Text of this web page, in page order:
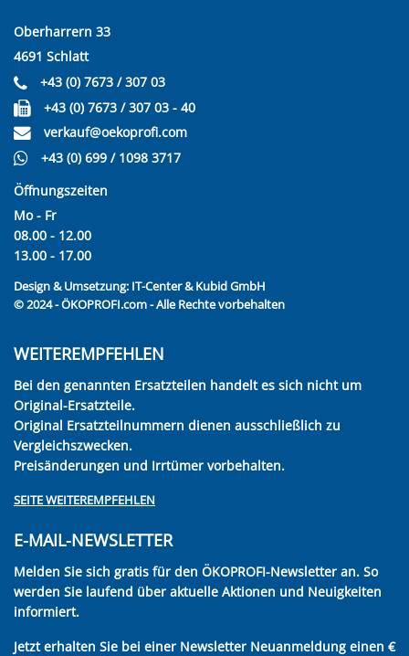
Oberharrern 33
4691 Schlatt
+43 (0) 7673 / 307 03
+43 (0) 7673 / 307 03 - 40
verkauf@oekoprofi.com
+43 (0) 699 / 1098 3717
Öffnungszeiten
Mo - Fr
08.00 - 12.00
13.00 - 17.00
Design & Umsetzung: IT-Center & Kubid GmbH
© 2024 - ÖKOPROFI.com - Alle Rechte vorbehalten
WEITEREMPFEHLEN
Bei den genannten Ersatzteilen handelt es sich nicht um
Original-Ersatzteile.
Original Ersatzteilnummern dienen ausschließlich zu
Vergleichszwecken.
Preisänderungen und Irrtümer vorbehalten.
SEITE WEITEREMPFEHLEN
E-MAIL-NEWSLETTER
Melden Sie sich gratis für den ÖKOPROFI-Newsletter an. So
werden Sie laufend über aktuelle Aktionen und Neuigkeiten
informiert.
Jetzt erhalten Sie bei einer Newsletter Neuanmeldung einen €